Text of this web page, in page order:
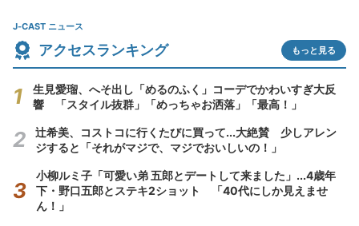
J-CAST ニュース
アクセスランキング もっと見る
生見愛瑠、へそ出し「めるのふく」コーデでかわいすぎ大反
響 「スタイル抜群」「めっちゃお洒落」「最高！」
辻希美、コストコに行くたびに買って...大絶賛 少しアレン
ジすると「それがマジで、マジでおいしいの！」
小柳ルミ子「可愛い弟 五郎とデートして来ました」...4歳年
下・野口五郎とステキ2ショット 「40代にしか見えませ
ん！」